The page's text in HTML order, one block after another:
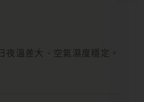
溫差大、空氣濕度穩定。